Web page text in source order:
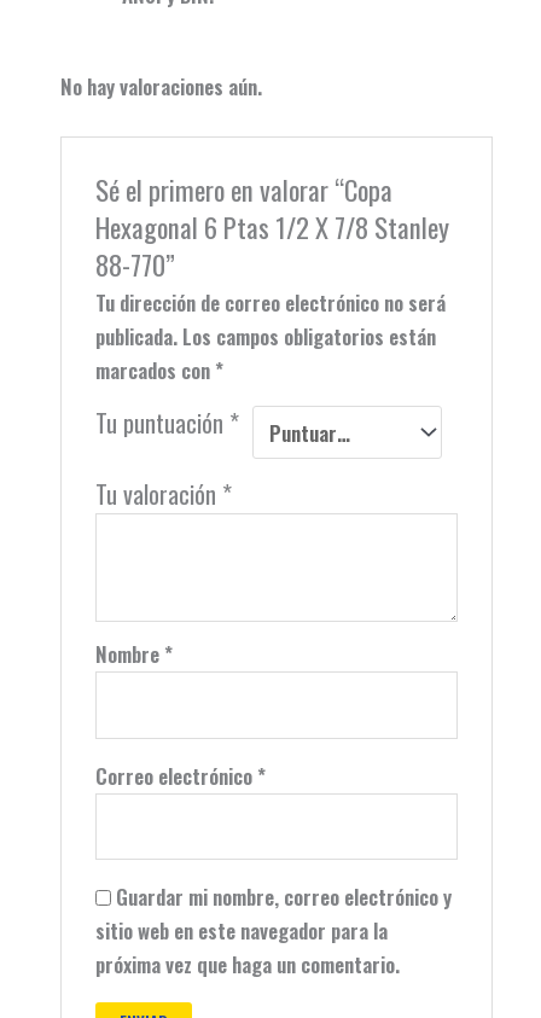
No hay valoraciones aún.
Sé el primero en valorar “Copa
Hexagonal 6 Ptas 1/2 X 7/8 Stanley
88-770”
Tu dirección de correo electrónico no será
publicada. Los campos obligatorios están
marcados con *
Tu puntuación *
Tu valoración *
Nombre *
Correo electrónico *
Guardar mi nombre, correo electrónico y
sitio web en este navegador para la
próxima vez que haga un comentario.